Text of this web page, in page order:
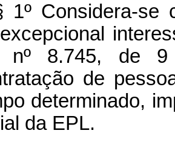
1º Considera-se
nº 8.745, de
de
determinado,
da EPL.